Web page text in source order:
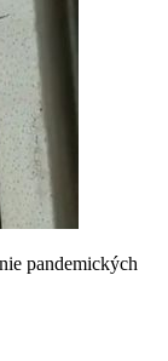
pandemických